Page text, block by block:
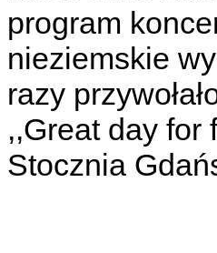
program
nieziemskie
razy
,,Great day for
Stocznia